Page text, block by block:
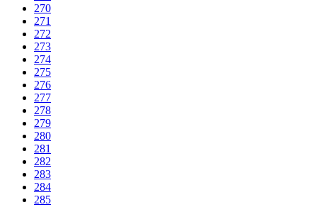
270
271
272
273
274
275
276
277
278
279
280
281
282
283
284
285